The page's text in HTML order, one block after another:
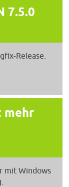
7.5.0
Release.
mehr
mit Windows